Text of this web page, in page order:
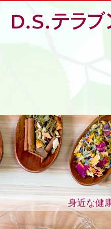
ボディケア＆ビューティー
サービス案内
処方箋の受付
ジェネリック薬について
交通案内
身近な健